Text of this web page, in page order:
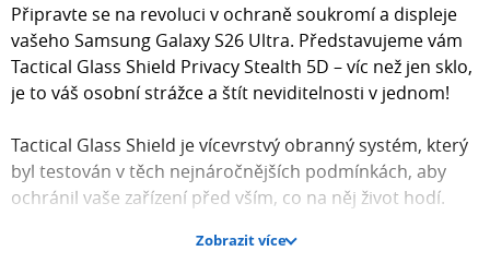
Připravte se na revoluci v ochraně soukromí a displeje
vašeho Samsung Galaxy S26 Ultra. Představujeme vám
Tactical Glass Shield Privacy Stealth 5D – víc než jen sklo,
je to váš osobní strážce a štít neviditelnosti v jednom!
Tactical Glass Shield je vícevrstvý obranný systém, který
byl testován v těch nejnáročnějších podmínkách, aby
ochránil vaše zařízení před vším, co na něj život hodí.
5D zaoblení: Sklo není ploché. Jeho okraje jsou precizně a
Zobrazit více